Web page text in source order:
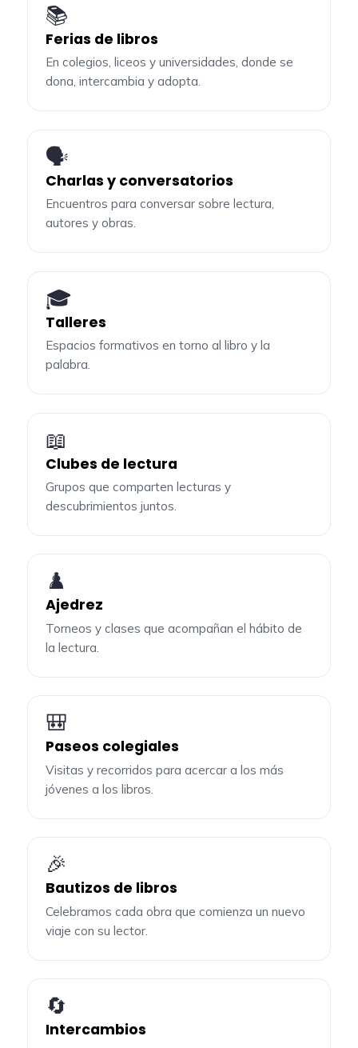
📚
Ferias de libros
En colegios, liceos y universidades, donde se
dona, intercambia y adopta.
🗣️
Charlas y conversatorios
Encuentros para conversar sobre lectura,
autores y obras.
🎓
Talleres
Espacios formativos en torno al libro y la
palabra.
📖
Clubes de lectura
Grupos que comparten lecturas y
descubrimientos juntos.
♟️
Ajedrez
Torneos y clases que acompañan el hábito de
la lectura.
🎒
Paseos colegiales
Visitas y recorridos para acercar a los más
jóvenes a los libros.
🎉
Bautizos de libros
Celebramos cada obra que comienza un nuevo
viaje con su lector.
🔄
Intercambios